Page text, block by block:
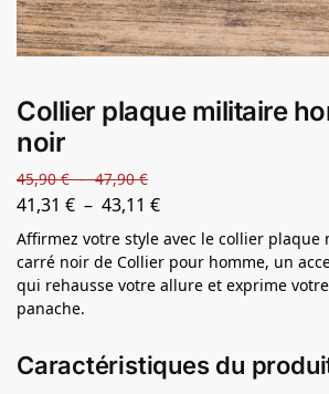
Collier plaque militaire
noir
45,90€ – 47,90€
41,31 € – 43,11 €
Affirmez votre style avec le collier
carré noir de Collier pour homme, un
qui rehausse votre allure et exprime
panache.
Caractéristiques du